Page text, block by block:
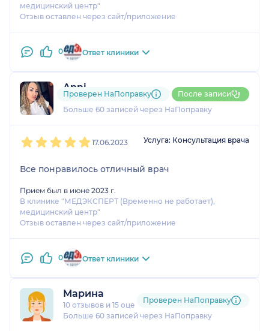
медицинский центр"
Отзыв оставлен через сайт/приложение
0 Ответ клиники
Anni
13 отзывов
Больше 60 записей через НаПоправку
Проверен НаПоправку После записи
17.06.2023 Услуга: Консультация врача
Все понравилось отличный врач
Прием был в июне 2023 г.
В клинике "МЕДЭКСПЕРТ (Временно не работает),
медицинский центр"
Отзыв оставлен через сайт/приложение
0 Ответ клиники
Марина
10 отзывов и 15 оценок
Больше 60 записей через НаПоправку
Проверен НаПоправку